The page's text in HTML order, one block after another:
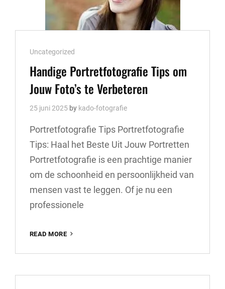
Cat
Links
Uncategorized
Handige Portretfotografie Tips om
Jouw Foto’s te Verbeteren
25 juni 2025 by kado-fotografie
Portretfotografie Tips Portretfotografie
Tips: Haal het Beste Uit Jouw Portretten
Portretfotografie is een prachtige manier
om de schoonheid en persoonlijkheid van
mensen vast te leggen. Of je nu een
professionele
READ MORE
TIPS
JOUW